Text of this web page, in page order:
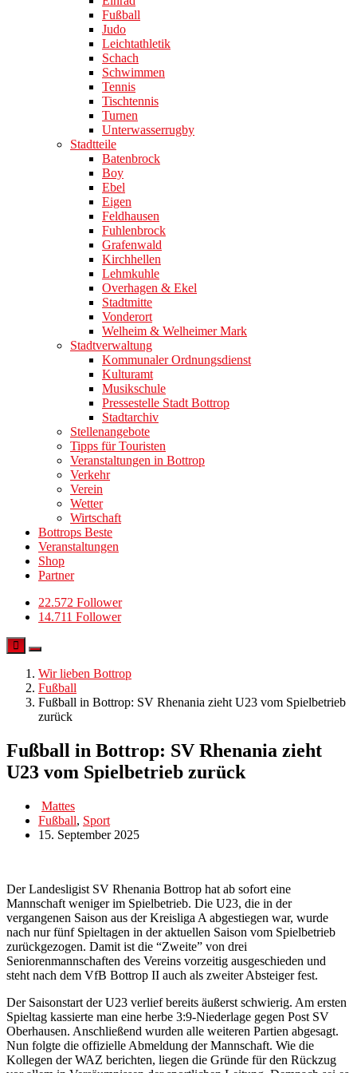
Fußball
Judo
Leichtathletik
Schach
Schwimmen
Tennis
Tischtennis
Turnen
Unterwasserrugby
Stadtteile
Batenbrock
Boy
Ebel
Eigen
Feldhausen
Fuhlenbrock
Grafenwald
Kirchhellen
Lehmkuhle
Overhagen & Ekel
Stadtmitte
Vonderort
Welheim & Welheimer Mark
Stadtverwaltung
Kommunaler Ordnungsdienst
Kulturamt
Musikschule
Pressestelle Stadt Bottrop
Stadtarchiv
Stellenangebote
Tipps für Touristen
Veranstaltungen in Bottrop
Verkehr
Verein
Wetter
Wirtschaft
Bottrops Beste
Veranstaltungen
Shop
Partner
22.572 Follower
14.711 Follower
Wir lieben Bottrop
Fußball
Fußball in Bottrop: SV Rhenania zieht U23 vom Spielbetrieb
zurück
Fußball in Bottrop: SV Rhenania zieht
U23 vom Spielbetrieb zurück
Mattes
Fußball, Sport
15. September 2025
Der Landesligist SV Rhenania Bottrop hat ab sofort eine
Mannschaft weniger im Spielbetrieb. Die U23, die in der
vergangenen Saison aus der Kreisliga A abgestiegen war, wurde
nach nur fünf Spieltagen in der aktuellen Saison vom Spielbetrieb
zurückgezogen. Damit ist die “Zweite” von drei
Seniorenmannschaften des Vereins vorzeitig ausgeschieden und
steht nach dem VfB Bottrop II auch als zweiter Absteiger fest.
Der Saisonstart der U23 verlief bereits äußerst schwierig. Am ersten
Spieltag kassierte man eine herbe 3:9-Niederlage gegen Post SV
Oberhausen. Anschließend wurden alle weiteren Partien abgesagt.
Nun folgte die offizielle Abmeldung der Mannschaft. Wie die
Kollegen der WAZ berichten, liegen die Gründe für den Rückzug